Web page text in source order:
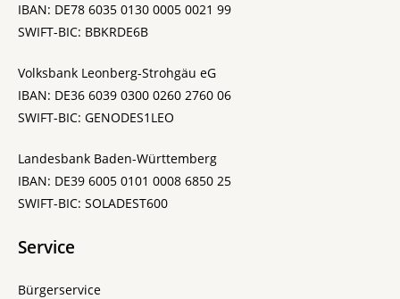
IBAN: DE78 6035 0130 0005 0021 99
SWIFT-BIC: BBKRDE6B
Volksbank Leonberg-Strohgäu eG
IBAN: DE36 6039 0300 0260 2760 06
SWIFT-BIC: GENODES1LEO
Landesbank Baden-Württemberg
IBAN: DE39 6005 0101 0008 6850 25
SWIFT-BIC: SOLADEST600
Service
Bürgerservice